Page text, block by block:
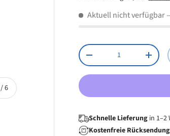
/von
6
Aktuell nicht verfügbar
Anzahl
Menge verringern
Menge
Schnelle Lieferung in 1–2
Kostenfreie Rücksendung